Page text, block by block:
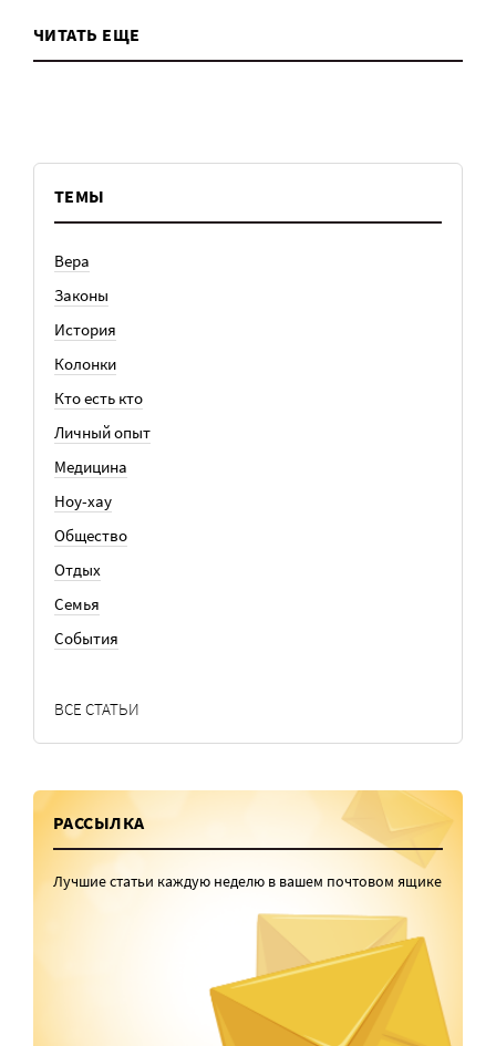
ЧИТАТЬ ЕЩЕ
ТЕМЫ
Вера
Законы
История
Колонки
Кто есть кто
Личный опыт
Медицина
Ноу-хау
Общество
Отдых
Семья
События
ВСЕ СТАТЬИ
РАССЫЛКА
Лучшие статьи каждую неделю в вашем почтовом ящике